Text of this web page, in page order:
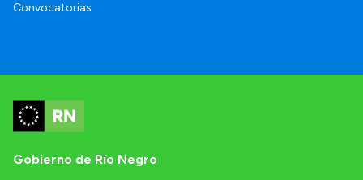
Convocatorias
Gobierno de Río Negro